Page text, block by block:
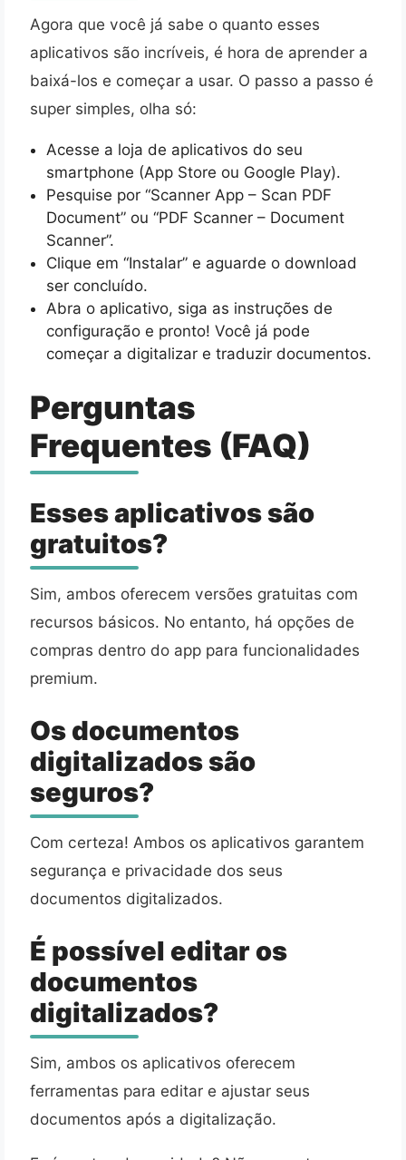
Agora que você já sabe o quanto esses
aplicativos são incríveis, é hora de aprender a
baixá-los e começar a usar. O passo a passo é
super simples, olha só:
Acesse a loja de aplicativos do seu
smartphone (App Store ou Google Play).
Pesquise por “Scanner App – Scan PDF
Document” ou “PDF Scanner – Document
Scanner”.
Clique em “Instalar” e aguarde o download
ser concluído.
Abra o aplicativo, siga as instruções de
configuração e pronto! Você já pode
começar a digitalizar e traduzir documentos.
Perguntas
Frequentes (FAQ)
Esses aplicativos são
gratuitos?
Sim, ambos oferecem versões gratuitas com
recursos básicos. No entanto, há opções de
compras dentro do app para funcionalidades
premium.
Os documentos
digitalizados são
seguros?
Com certeza! Ambos os aplicativos garantem
segurança e privacidade dos seus
documentos digitalizados.
É possível editar os
documentos
digitalizados?
Sim, ambos os aplicativos oferecem
ferramentas para editar e ajustar seus
documentos após a digitalização.